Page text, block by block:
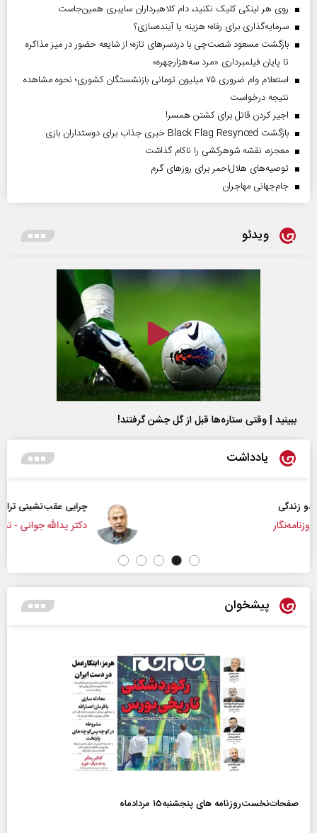
روی هر لینکی کلیک نکنید، دام کلاهبرداران سایبری همین‌جاست
سرمایه‌گذاری برای رفاه؛ هزینه یا آینده‌سازی؟
بازگشت مسعود شصت‌چی با دردسر‌های تازه؛ از شایعه حضور در میز مذاکره
تا پایان فیلمبرداری «مرد سه‌هزارچهره»
استعلام وام ضروری ۷۵ میلیون تومانی بازنشستگان کشوری؛ نحوه مشاهده
نتیجه درخواست
اجیر کردن قاتل برای کشتن همسر!
بازگشت Black Flag Resynced خبری جذاب برای دوستداران بازی
معجزه، نقشه شوهرکشی را ناکام گذاشت
توصیه‌های هلال‌احمر برای روز‌های گرم
جام‌جهانی مهاجران
ویدئو
ببینید | وقتی ستاره‌ها قبل از گل جشن گرفتند!
یادداشت
چرایی عقب‌نشینی ترامپ؟
دکتر یدالله جوانی - تحلیلگر مسائل سیاسی
پیشخوان
صفحات‌نخست‌روزنامه ها‌ی پنجشنبه‌۱۵ مردادماه